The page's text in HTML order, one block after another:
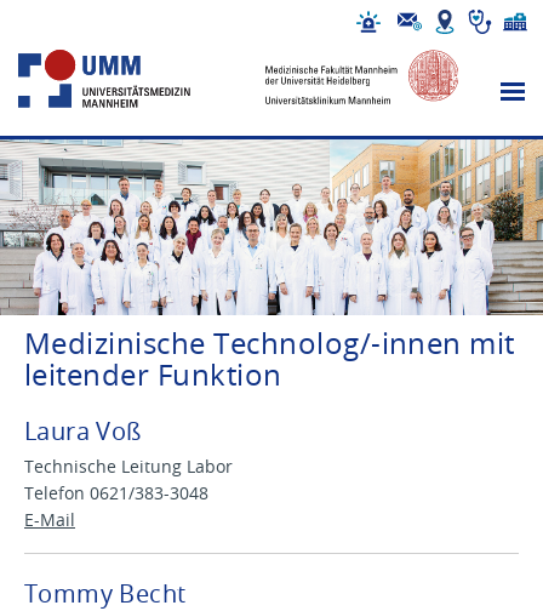
Medizinische Technolog/-innen mit
leitender Funktion
Laura Voß
Technische Leitung Labor
Telefon 0621/383-3048
E-Mail
Tommy Becht